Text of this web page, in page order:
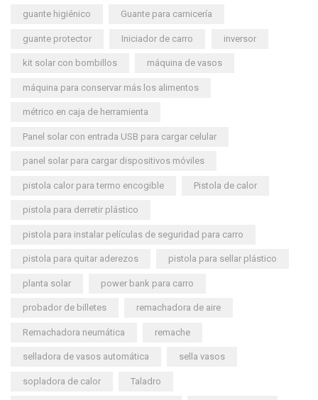
guante higiénico Guante para carnicería
guante protector Iniciador de carro inversor
kit solar con bombillos máquina de vasos
máquina para conservar más los alimentos
métrico en caja de herramienta
Panel solar con entrada USB para cargar celular
panel solar para cargar dispositivos móviles
pistola calor para termo encogible Pistola de calor
pistola para derretir plástico
pistola para instalar películas de seguridad para carro
pistola para quitar aderezos pistola para sellar plástico
planta solar power bank para carro
probador de billetes remachadora de aire
Remachadora neumática remache
selladora de vasos automática sella vasos
sopladora de calor Taladro